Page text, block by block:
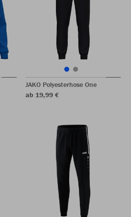
JAKO Polyesterhose One
ab 19,99 €